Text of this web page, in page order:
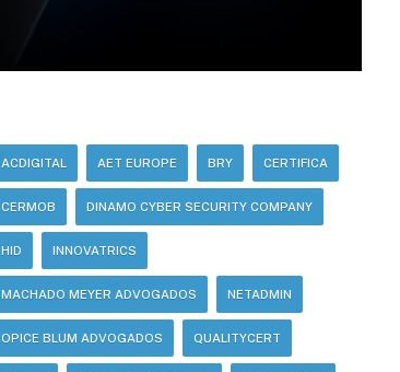
ACDIGITAL AET EUROPE BRY CERTIFICA
CERMOB DINAMO CYBER SECURITY COMPANY
HID INNOVATRICS
MACHADO MEYER ADVOGADOS NETADMIN
OPICE BLUM ADVOGADOS QUALITYCERT